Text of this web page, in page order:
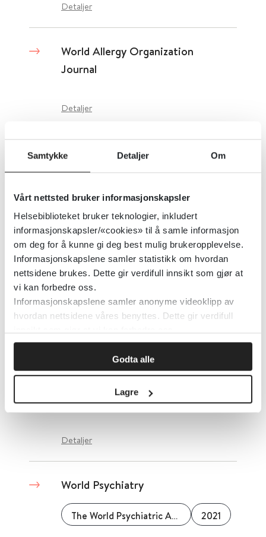
Samtykke Detaljer Om
Vårt nettsted bruker informasjonskapsler
Helsebiblioteket bruker teknologier, inkludert
informasjonskapsler/«cookies» til å samle informasjon
om deg for å kunne gi deg best mulig brukeropplevelse.
Informasjonskapslene samler statistikk om hvordan
nettsidene brukes. Dette gir verdifull innsikt som gjør at
vi kan forbedre oss.
Informasjonskapslene samler anonyme videoklipp av
hvordan nettsidene våres benyttes. Dette gir verdifull
Godta alle
Lagre
Detaljer
World Allergy Organization
Journal
Detaljer
World Confederation for Physical
Therapy
Detaljer
World Endometriosis Society
World Endometriosis Society 2016
Anaesthesiologists
Detaljer
World Psychiatry
The World Psychiatric Association 2021